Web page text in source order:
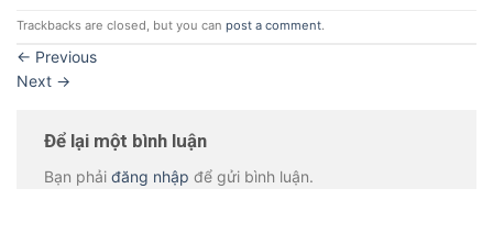
Trackbacks are closed, but you can post a comment.
← Previous
Next →
Để lại một bình luận
Bạn phải đăng nhập để gửi bình luận.